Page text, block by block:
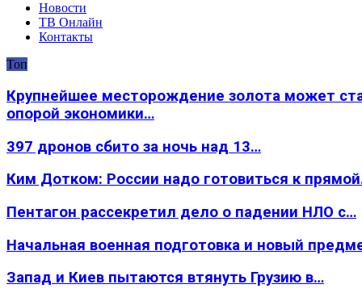
Новости
ТВ Онлайн
Контакты
Топ
Крупнейшее месторождение золота может
опорой экономики…
397 дронов сбито за ночь над 13…
Ким Дотком: России надо готовиться к
Пентагон рассекретил дело о падении НЛО с…
Начальная военная подготовка и новый
Запад и Киев пытаются втянуть Грузию в…